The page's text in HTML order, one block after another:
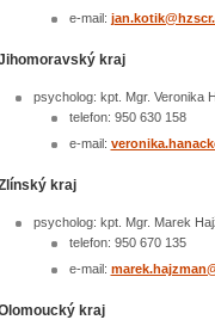
e-mail: j
kraj
psycholog: kpt. Mgr. Veronika
telefon: 950 630 158
e-mail:
kraj
psycholog: kpt. Mgr. Marek
telefon: 950 670 135
e-mail:
kraj